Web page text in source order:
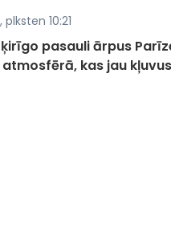
10:21
pasauli ārpus
kas jau